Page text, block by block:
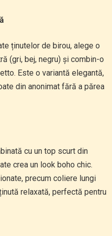
ținutelor de birou, alege o
(gri, bej, negru) și combin-o
Este o variantă elegantă,
din anonimat fără a părea
cu un top scurt din
crea un look boho chic.
precum coliere lungi
relaxată, perfectă pentru